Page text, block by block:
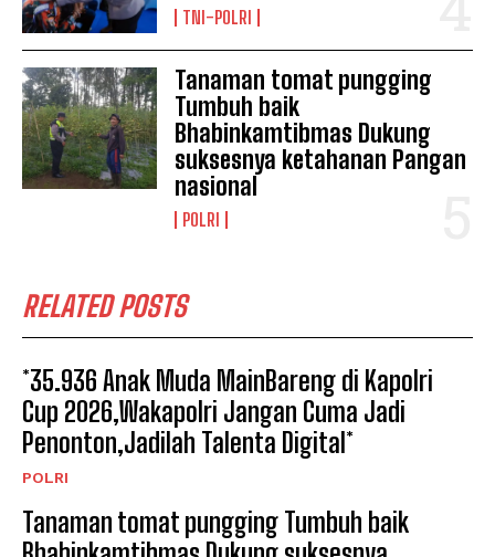
TNI-POLRI
Tanaman tomat pungging
Tumbuh baik
Bhabinkamtibmas Dukung
suksesnya ketahanan Pangan
nasional
POLRI
RELATED POSTS
*35.936 Anak Muda MainBareng di Kapolri
Cup 2026,Wakapolri Jangan Cuma Jadi
Penonton,Jadilah Talenta Digital*
POLRI
Tanaman tomat pungging Tumbuh baik